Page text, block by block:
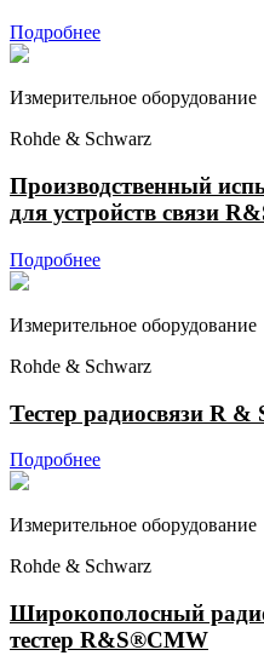
Подробнее
Измерительное оборудование
Rohde & Schwarz
Производственный
для устройств связи
Подробнее
Измерительное оборудование
Rohde & Schwarz
Тестер радиосвязи R
Подробнее
Измерительное оборудование
Rohde & Schwarz
Широкополосный
тестер R&S®CMW